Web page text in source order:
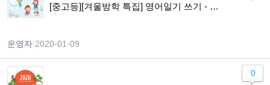
[중고등][겨울방학 특집] 영어일기 쓰기 - Lets Keep a Diary in English
운영자 2020-01-09
0